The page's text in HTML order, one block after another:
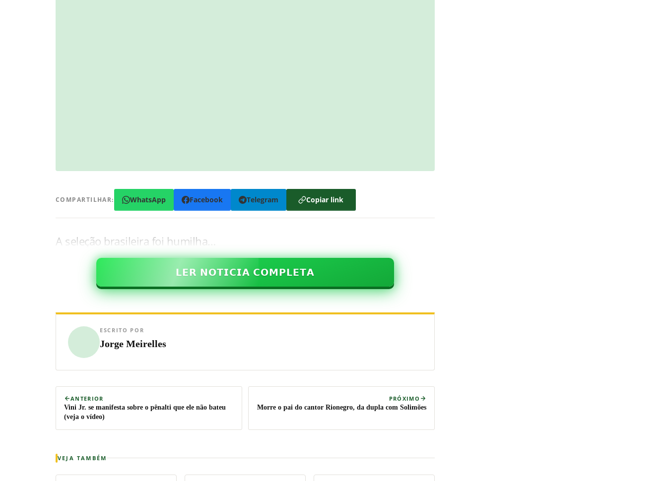
COMPARTILHAR: WhatsApp Facebook Telegram Copiar link
A seleção brasileira foi humilha…
𝗟𝗘𝗥 𝗡𝗢𝗧𝗜𝗖𝗜𝗔 𝗖𝗢𝗠𝗣𝗟𝗘𝗧𝗔
ESCRITO POR
Jorge Meirelles
ANTERIOR
Vini Jr. se manifesta sobre o pênalti que ele não bateu
(veja o vídeo)
PRÓXIMO
Morre o pai do cantor Rionegro, da dupla com Solimões
VEJA TAMBÉM